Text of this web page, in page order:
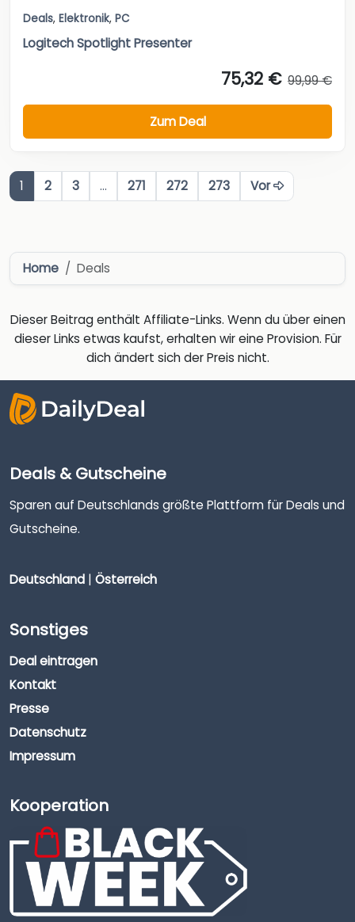
Deals, Elektronik, PC
Logitech Spotlight Presenter
75,32 € 99,99 €
Zum Deal
1 2 3 … 271 272 273 Vor
Home Deals
Dieser Beitrag enthält Affiliate-Links. Wenn du über einen
dieser Links etwas kaufst, erhalten wir eine Provision. Für
dich ändert sich der Preis nicht.
Deals & Gutscheine
Sparen auf Deutschlands größte Plattform für Deals und
Gutscheine.
Deutschland | Österreich
Sonstiges
Deal eintragen
Kontakt
Presse
Datenschutz
Impressum
Kooperation